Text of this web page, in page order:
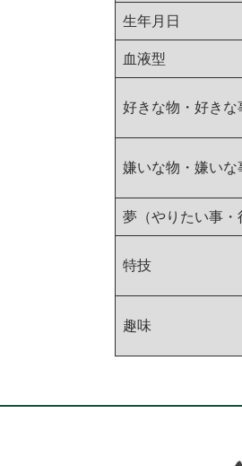
生年月日
血液型
好きな物・好きな
嫌いな物・嫌いな
夢（やりたい事・
特技
趣味